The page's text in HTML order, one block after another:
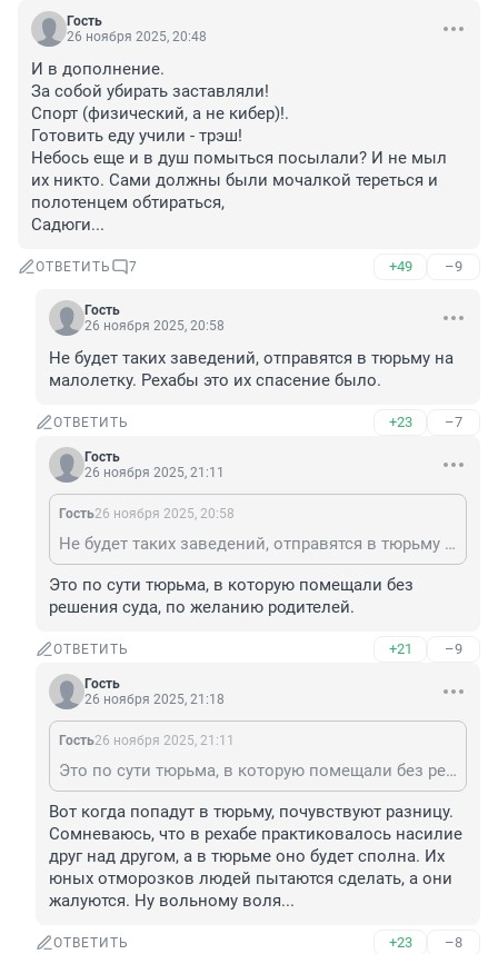
Гость
26 ноября 2025, 20:48
И в дополнение.
За собой убирать заставляли!
Спорт (физический, а не кибер)!.
Готовить еду учили - трэш!
Небось еще и в душ помыться посылали? И не мыл
их никто. Сами должны были мочалкой тереться и
полотенцем обтираться,
Садюги...
ОТВЕТИТЬ 7 +49 –9
Гость
26 ноября 2025, 20:58
Не будет таких заведений, отправятся в тюрьму на
малолетку. Рехабы это их спасение было.
ОТВЕТИТЬ +23 –7
Гость
26 ноября 2025, 21:11
Гость26 ноября 2025, 20:58
Не будет таких заведений, отправятся в тюрьму на малолетку. Рехабы это их спасение было.
Это по сути тюрьма, в которую помещали без
решения суда, по желанию родителей.
ОТВЕТИТЬ +21 –9
Гость
26 ноября 2025, 21:18
Гость26 ноября 2025, 21:11
Это по сути тюрьма, в которую помещали без решения суда, по желанию родителей.
Вот когда попадут в тюрьму, почувствуют разницу.
Сомневаюсь, что в рехабе практиковалось насилие
друг над другом, а в тюрьме оно будет сполна. Их
юных отморозков людей пытаются сделать, а они
жалуются. Ну вольному воля...
ОТВЕТИТЬ +23 –8